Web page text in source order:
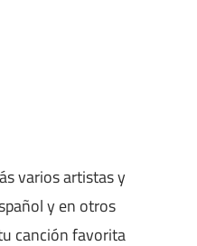
varios artistas y
y en otros
canción favorita